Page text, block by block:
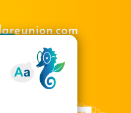
Masquer le
31 31